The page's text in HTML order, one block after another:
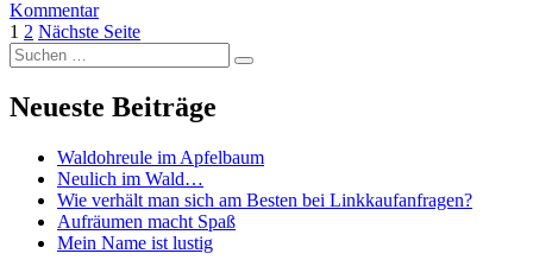
am
Kommentarzu
Zahnschmerzen,
zweite…
Seitennummerierung
der
Beiträge
Seite
1 Seite
2 Nächste Seite
Suchen
nach:
Suchen
Neueste Beiträge
Waldohreule im Apfelbaum
Neulich im Wald…
Wie verhält man sich am Besten bei Linkkaufanfragen?
Aufräumen macht Spaß
Mein Name ist lustig